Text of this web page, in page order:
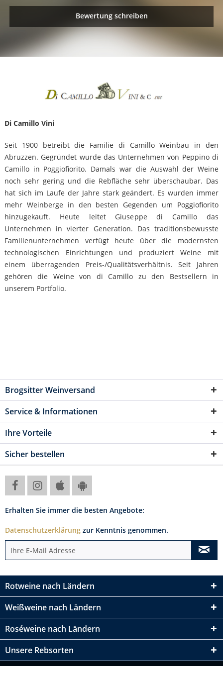
Bewertung schreiben
Di Camillo Vini
Seit 1900 betreibt die Familie di Camillo Weinbau in den
Abruzzen. Gegründet wurde das Unternehmen von Peppino di
Camillo in Poggiofiorito. Damals war die Auswahl der Weine
noch sehr gering und die Rebfläche sehr überschaubar. Das
hat sich im Laufe der Jahre stark geändert. Es wurden immer
mehr Weinberge in den besten Gegenden um Poggiofiorito
hinzugekauft. Heute leitet Giuseppe di Camillo das
Unternehmen in vierter Generation. Das traditionsbewusste
Familienunternehmen verfügt heute über die modernsten
technologischen Einrichtungen und produziert Weine mit
einem überragenden Preis-/Qualitätsverhältnis. Seit Jahren
gehören die Weine von di Camillo zu den Bestsellern in
unserem Portfolio.
Brogsitter Weinversand
Service & Informationen
Ihre Vorteile
Sicher bestellen
Erhalten Sie immer die besten Angebote:
Datenschutzerklärung zur Kenntnis genommen.
Rotweine nach Ländern
Weißweine nach Ländern
Roséweine nach Ländern
Unsere Rebsorten